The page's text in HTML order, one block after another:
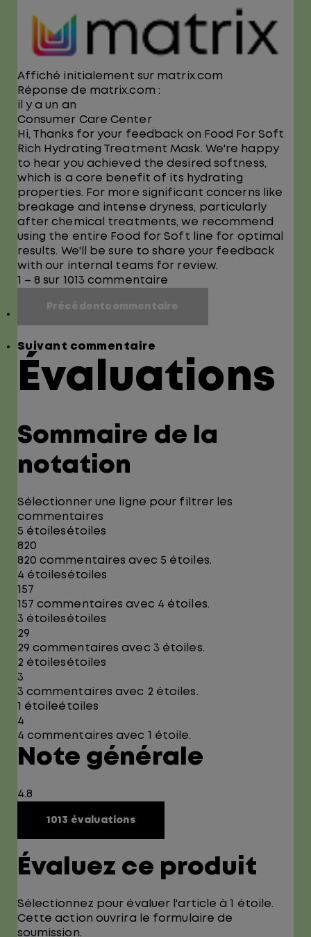
Affiché initialement sur matrix.com
Réponse de matrix.com :
il y a un an
Consumer Care Center
Hi, Thanks for your feedback on Food For Soft
Rich Hydrating Treatment Mask. We're happy
to hear you achieved the desired softness,
which is a core benefit of its hydrating
properties. For more significant concerns like
breakage and intense dryness, particularly
after chemical treatments, we recommend
using the entire Food for Soft line for optimal
results. We'll be sure to share your feedback
with our internal teams for review.
1 – 8 sur 1013 commentaire
Précédentcommentaire
Suivant commentaire
Évaluations
Sommaire de la
notation
Sélectionner une ligne pour filtrer les
commentaires
5 étoiles étoiles
820
820 commentaires avec 5 étoiles.
4 étoiles étoiles
157
157 commentaires avec 4 étoiles.
3 étoiles étoiles
29
29 commentaires avec 3 étoiles.
2 étoiles étoiles
3
3 commentaires avec 2 étoiles.
1 étoileétoiles
4
4 commentaires avec 1 étoile.
Note générale
4.8
1013 évaluations
Évaluez ce produit
Sélectionnez pour évaluer l'article à 1 étoile.
Cette action ouvrira le formulaire de
soumission.